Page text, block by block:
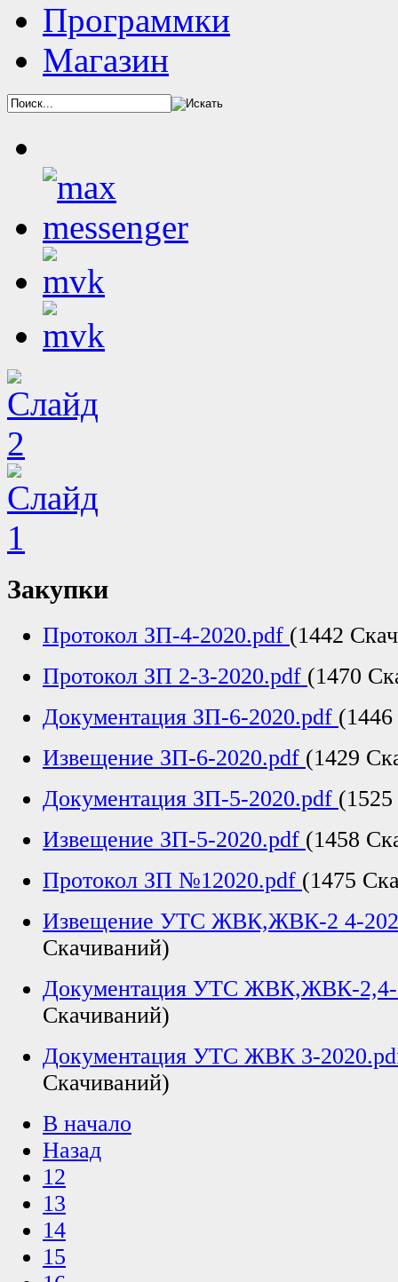
Программки
Магазин
Закупки
Протокол ЗП-4-2020.pdf (1442
Протокол ЗП 2-3-2020.pdf (1470
Документация ЗП-6-2020.pdf
Извещение ЗП-6-2020.pdf (1429
Документация ЗП-5-2020.pdf
Извещение ЗП-5-2020.pdf (1458
Протокол ЗП №12020.pdf (1475
Извещение УТС ЖВК,ЖВК-2 4-
Скачиваний)
Документация УТС ЖВК,ЖВК-
Скачиваний)
Документация УТС ЖВК 3-
Скачиваний)
В начало
Назад
12
13
14
15